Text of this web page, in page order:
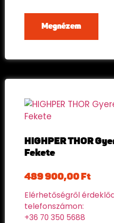
Megnézem
HIGHPER THOR
Fekete
489 900,00 Ft
Elérhetőségről
telefonszámon:
+36 70 350 5688